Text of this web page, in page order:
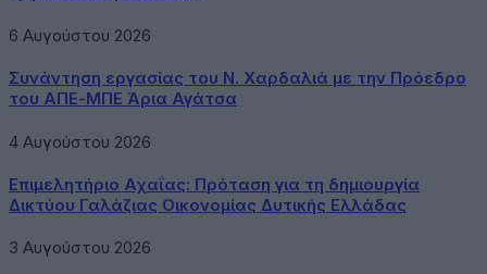
6 Αυγούστου 2026
Συνάντηση εργασίας του Ν. Χαρδαλιά με την Πρόεδρο
του ΑΠΕ-ΜΠΕ Άρια Αγάτσα
4 Αυγούστου 2026
Επιμελητήριο Αχαΐας: Πρόταση για τη δημιουργία
Δικτύου Γαλάζιας Οικονομίας Δυτικής Ελλάδας
3 Αυγούστου 2026